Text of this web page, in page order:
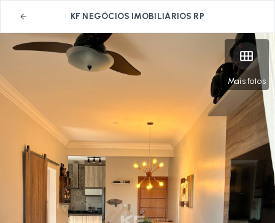
KF NEGÓCIOS IMOBILIÁRIOS RP
Mais fotos